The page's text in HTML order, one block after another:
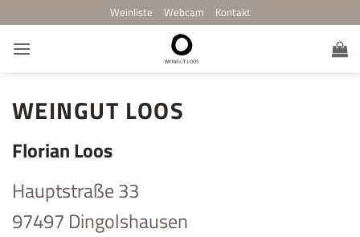
Inhalt
springen
Weinliste Webcam Kontakt
WEINGUT LOOS
Florian Loos
Hauptstraße 33
97497 Dingolshausen